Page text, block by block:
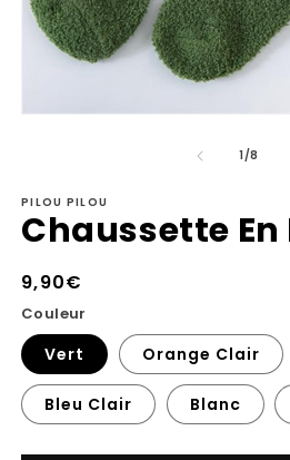
une
fenêtre
modale
1/de
8
PILOU PILOU
Chaussette En
Prix
habituel
9,90€
Couleur
Vert Orange Clair
Bleu Clair Blanc